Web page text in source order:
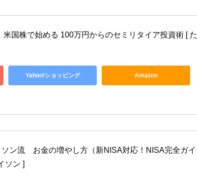
国株で始める 100万円からのセミリタイア投資術 [ た
Yahoo!ショッピング Amazon
ン流　お金の増やし方（新NISA対応！NISA完全ガイ
ン ]